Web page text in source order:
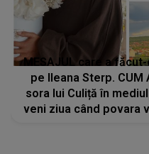
MESAJUL care a
pe Ileana Sterp. CUM
sora lui Culiță în
veni ziua când povara